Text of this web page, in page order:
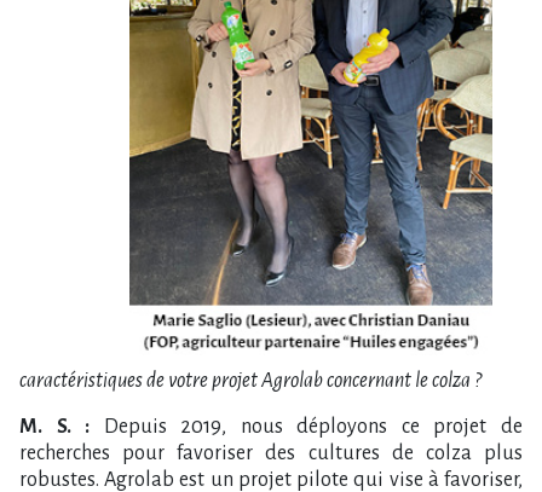
caractéristiques de votre projet Agrolab concernant le colza ?
M. S. :
Depuis 2019, nous déployons ce projet de
recherches pour favoriser des cultures de colza plus
robustes. Agrolab est un projet pilote qui vise à favoriser,